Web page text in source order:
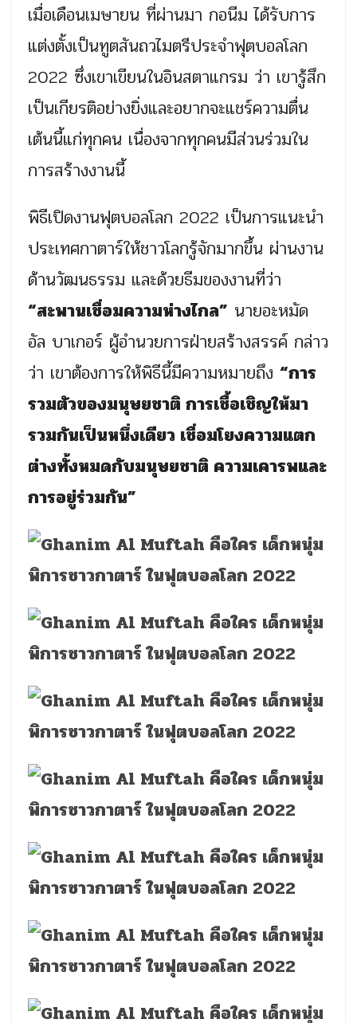
เมื่อเดือนเมษายน ที่ผ่านมา กอนีม ได้รับการ
แต่งตั้งเป็นทูตสันถวไมตรีประจำฟุตบอลโลก
2022 ซึ่งเขาเขียนในอินสตาแกรม ว่า เขารู้สึก
เป็นเกียรติอย่างยิ่งและอยากจะแชร์ความตื่น
เต้นนี้แก่ทุกคน เนื่องจากทุกคนมีส่วนร่วมใน
การสร้างงานนี้
พิธีเปิดงานฟุตบอลโลก 2022 เป็นการแนะนำ
ประเทศกาตาร์ให้ชาวโลกรู้จักมากขึ้น ผ่านงาน
ด้านวัฒนธรรม และด้วยธีมของงานที่ว่า
“สะพานเชื่อมความห่างไกล” นายอะหมัด
อัล บาเกอร์ ผู้อำนวยการฝ่ายสร้างสรรค์ กล่าว
ว่า เขาต้องการให้พิธีนี้มีความหมายถึง “การ
รวมตัวของมนุษยชาติ การเชื้อเชิญให้มา
รวมกันเป็นหนึ่งเดียว เชื่อมโยงความแตก
ต่างทั้งหมดกับมนุษยชาติ ความเคารพและ
การอยู่ร่วมกัน”